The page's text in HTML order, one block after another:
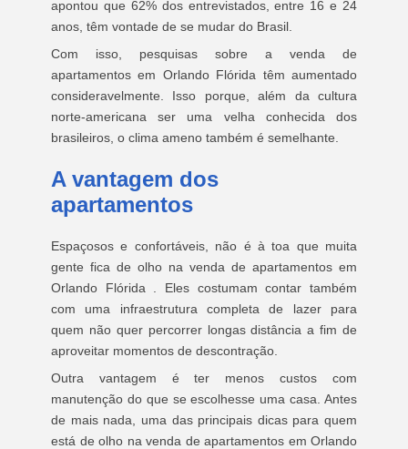
apontou que 62% dos entrevistados, entre 16 e 24
anos, têm vontade de se mudar do Brasil.
Com isso, pesquisas sobre a venda de
apartamentos em Orlando Flórida têm aumentado
consideravelmente. Isso porque, além da cultura
norte-americana ser uma velha conhecida dos
brasileiros, o clima ameno também é semelhante.
A vantagem dos
apartamentos
Espaçosos e confortáveis, não é à toa que muita
gente fica de olho na venda de apartamentos em
Orlando Flórida . Eles costumam contar também
com uma infraestrutura completa de lazer para
quem não quer percorrer longas distância a fim de
aproveitar momentos de descontração.
Outra vantagem é ter menos custos com
manutenção do que se escolhesse uma casa. Antes
de mais nada, uma das principais dicas para quem
está de olho na venda de apartamentos em Orlando